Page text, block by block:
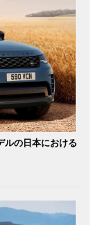
ルの日本における